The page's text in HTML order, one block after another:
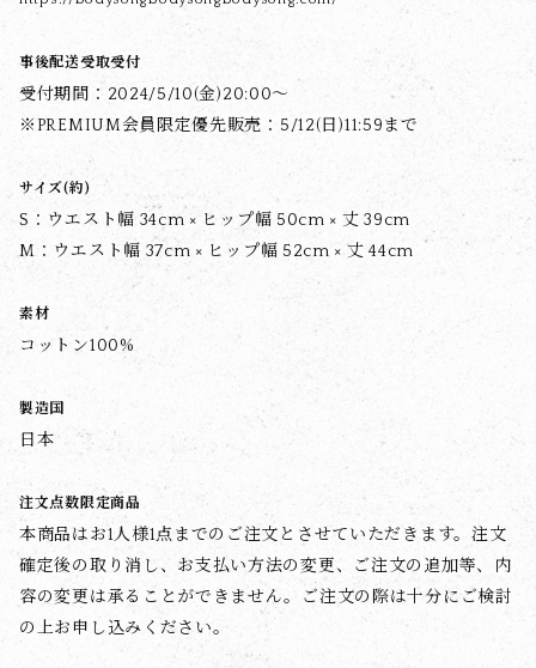
事後配送受取受付
受付期間：2024/5/10(金)20:00～
※PREMIUM会員限定優先販売：5/12(日)11:59まで
サイズ(約)
S：ウエスト幅 34cm × ヒップ幅 50cm × 丈 39cm
M：ウエスト幅 37cm × ヒップ幅 52cm × 丈 44cm
素材
コットン100%
製造国
日本
注文点数限定商品
本商品はお1人様1点までのご注文とさせていただきます。注文
確定後の取り消し、お支払い方法の変更、ご注文の追加等、内
容の変更は承ることができません。ご注文の際は十分にご検討
の上お申し込みください。